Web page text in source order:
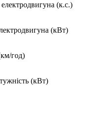
(к.с.)
(кВт)
год)
(кВт)